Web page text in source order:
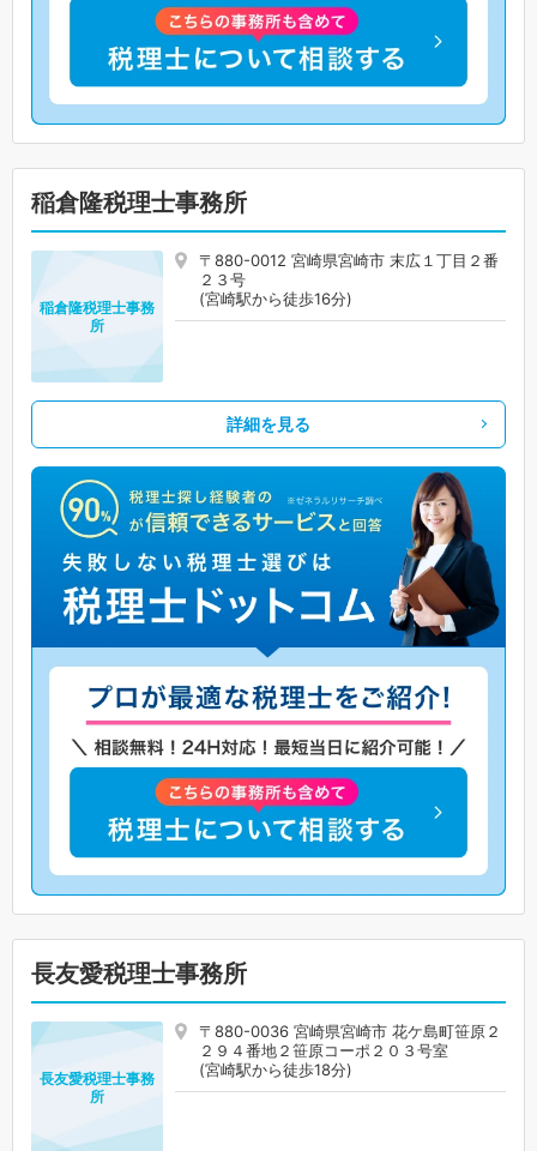
稲倉隆税理士事務所
〒880-0012 宮崎県宮崎市 末広１丁目２番
２３号
(宮崎駅から徒歩16分)
稲倉隆税理士事務
所
詳細を見る
長友愛税理士事務所
〒880-0036 宮崎県宮崎市 花ケ島町笹原２
２９４番地２笹原コーポ２０３号室
(宮崎駅から徒歩18分)
長友愛税理士事務
所